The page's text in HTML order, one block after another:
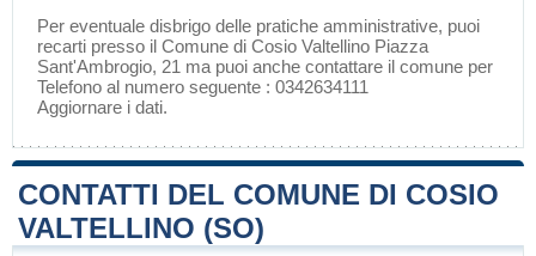
Per eventuale disbrigo delle pratiche amministrative, puoi
recarti presso il Comune di Cosio Valtellino Piazza
Sant'Ambrogio, 21 ma puoi anche contattare il comune per
Telefono al numero seguente : 0342634111
Aggiornare i dati.
CONTATTI DEL COMUNE DI COSIO
VALTELLINO (SO)